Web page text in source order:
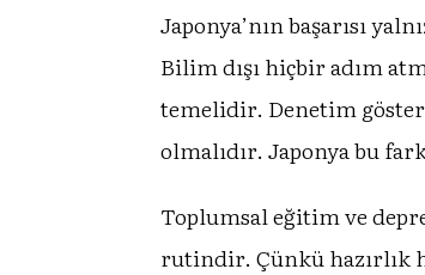
Japonya’nın başarısı
Bilim dışı hiçbir adım
temelidir. Denetim
olmalıdır. Japonya bu
Toplumsal eğitim ve
rutindir. Çünkü hazırlık